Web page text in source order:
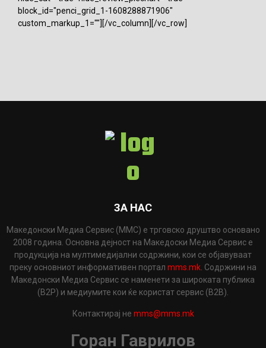
block_id="penci_grid_1-1608288871906"
custom_markup_1=""][/vc_column][/vc_row]
ЗА НАС
Македонски Медиа Сервис (ММС) е трговско друштво основано
2008 година. Основна дејност на Македоски Медиа Сервис е
продукција на мултимедијални содржини, кои се објавуваат
преку основниот информативен портал mms.mk . Содржини на
Македонски Медиа Сервис се наменети за широката публика
(B2P) и медиумите кои ќе користат сервис (B2B).
Контактирај не mms@mms.mk
Горан Гаврилов